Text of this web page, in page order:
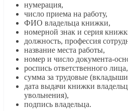
нумерация,
число приема на работу,
ФИО владельца книжки,
номерной знак и серия
должность, профессия
название места работы,
номер и число документа-
роспись ответственного лица,
сумма за трудовые
дата выдачи книжки
увольнения),
подпись владельца.